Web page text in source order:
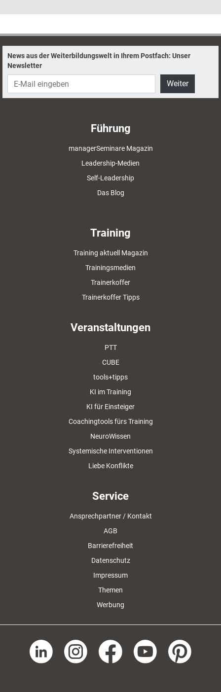
Cruises, Giesecke & Devrient, der Lufthana
Pentos AG.
News aus der Weiterbildungswelt in Ihrem Postfach: Unser
Newsletter
Weiter
Führung
managerSeminare Magazin
Leadership-Medien
Self-Leadership
Das Blog
Training
Training aktuell Magazin
Trainingsmedien
Trainerkoffer
Trainerkoffer Tipps
Veranstaltungen
PTT
CUBE
tools+tipps
KI im Training
KI für Einsteiger
Coachingtools fürs Training
NeuroWissen
Systemische Interventionen
Liebe Konflikte
Service
Ansprechpartner / Kontakt
AGB
Barrierefreiheit
Datenschutz
Impressum
Themen
Werbung